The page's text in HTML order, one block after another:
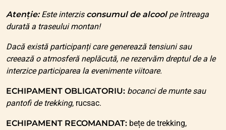
Atenție:Este interzis consumul de alcoolpe întreaga
durată a traseului montan!
Dacă există participanți care generează tensiuni sau
creează o atmosferă neplăcută, ne rezervăm dreptul de a le
interzice participarea la evenimente viitoare.
ECHIPAMENT OBLIGATORIU: bocanci de munte sau
pantofi de trekking, rucsac.
ECHIPAMENT RECOMANDAT: bețe de trekking,